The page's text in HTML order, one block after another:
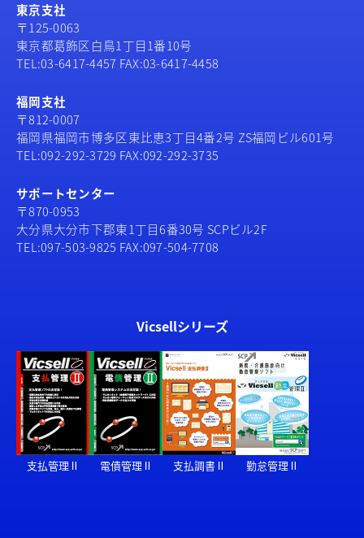
東京支社
〒125-0063
東京都葛飾区白鳥1丁目1番10号
TEL:03-6417-4457 FAX:03-6417-4458
福岡支社
〒812-0007
福岡県福岡市博多区東比恵3丁目4番2号 ZS福岡ビル601号
TEL:092-292-3729 FAX:092-292-3735
サポートセンター
〒870-0953
大分県大分市下郡東1丁目6番30号 SCPビル2F
TEL:097-503-9825 FAX:097-504-7708
Vicsellシリーズ
支払管理Ⅱ 電債管理Ⅱ 支払調書Ⅱ 勤怠管理Ⅱ